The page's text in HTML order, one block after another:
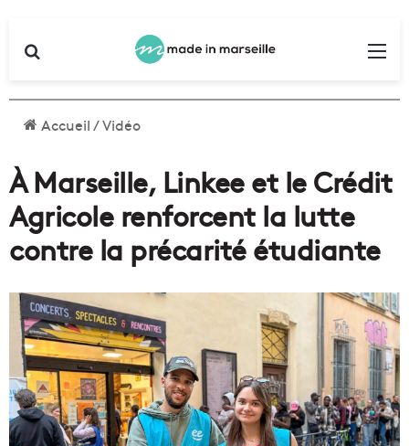
Accueil/Vidéo
À Marseille, Linkee et le Crédit
Agricole renforcent la lutte
contre la précarité étudiante